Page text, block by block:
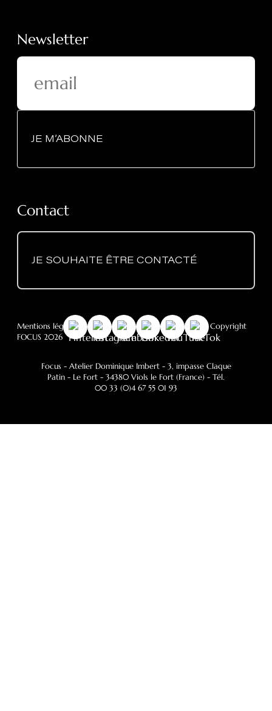
Newsletter
JE M’ABONNE
Contact
JE SOUHAITE ÊTRE CONTACTÉ
Mentions légales-RGPD - Politique des cookies- © Copyright
FOCUS 2026
Focus - Atelier Dominique Imbert- 3, impasse Claque
Patin - Le Fort - 34380 Viols le Fort (France) - Tél.
00 33 (0)4 67 55 01 93